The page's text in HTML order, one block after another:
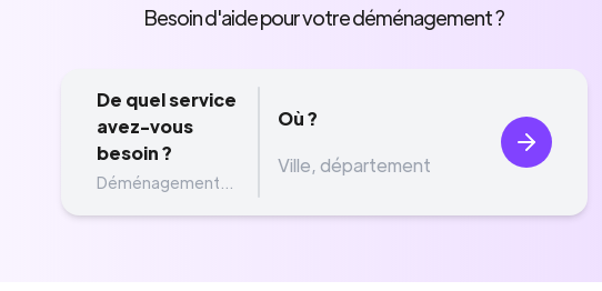
Besoin d'aide pour votre déménagement ?
De quel service
avez-vous
besoin ?
Déménagement...
Où ?